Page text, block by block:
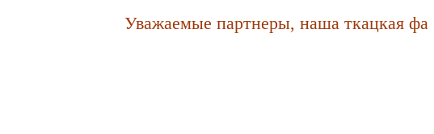
Уважаемые партнеры, наша ткацкая